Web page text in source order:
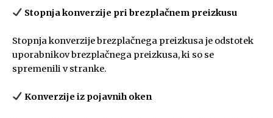
Stopnja konverzije pri brezplačnem preizkusu
Stopnja konverzije brezplačnega preizkusa je odstotek
uporabnikov brezplačnega preizkusa, ki so se
spremenili v stranke.
Konverzije iz pojavnih oken